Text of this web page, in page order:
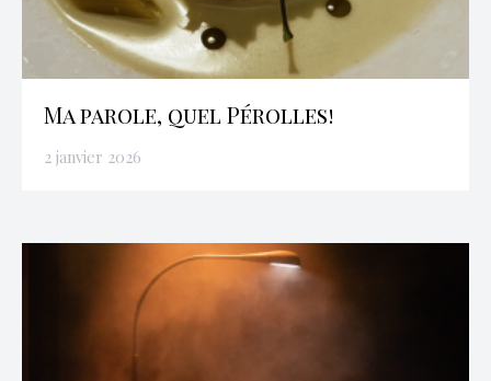
Ma parole, quel Pérolles!
2 janvier 2026